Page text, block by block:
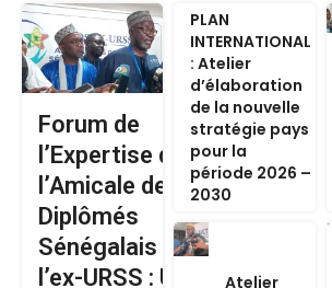
Forum de
l’Expertise de
l’Amicale des
Diplômés
Sénégalais de
l’ex-URSS : Un
PLAN
INTERNATIONAL
: Atelier
d’élaboration
de la nouvelle
stratégie pays
pour la
période 2026 –
2030
Atelier